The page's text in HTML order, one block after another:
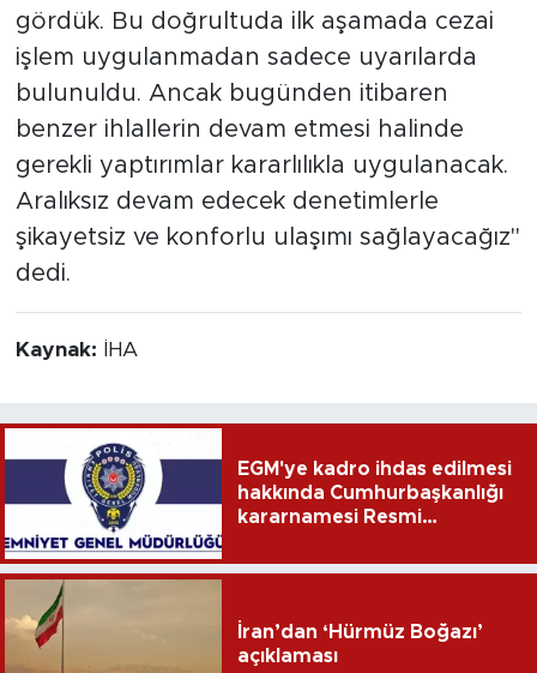
gördük. Bu doğrultuda ilk aşamada cezai
işlem uygulanmadan sadece uyarılarda
bulunuldu. Ancak bugünden itibaren
benzer ihlallerin devam etmesi halinde
gerekli yaptırımlar kararlılıkla uygulanacak.
Aralıksız devam edecek denetimlerle
şikayetsiz ve konforlu ulaşımı sağlayacağız"
dedi.
Kaynak: İHA
EGM'ye kadro ihdas edilmesi
hakkında Cumhurbaşkanlığı
kararnamesi Resmi
İran’dan ‘Hürmüz Boğazı’
açıklaması